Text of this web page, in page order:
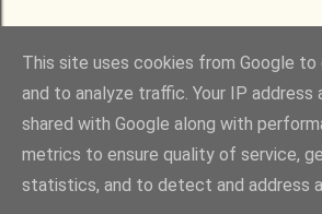
This site uses cookies from Google
and to analyze traffic. Your IP address
shared with Google along with
metrics to ensure quality of service,
statistics, and to detect and address